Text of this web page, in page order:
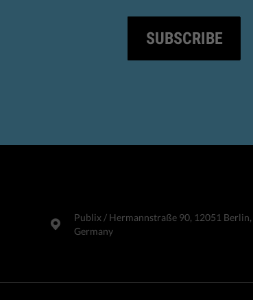
SUBSCRIBE
Publix​ / Hermannstraße 90, 12051 Berlin,
Germany